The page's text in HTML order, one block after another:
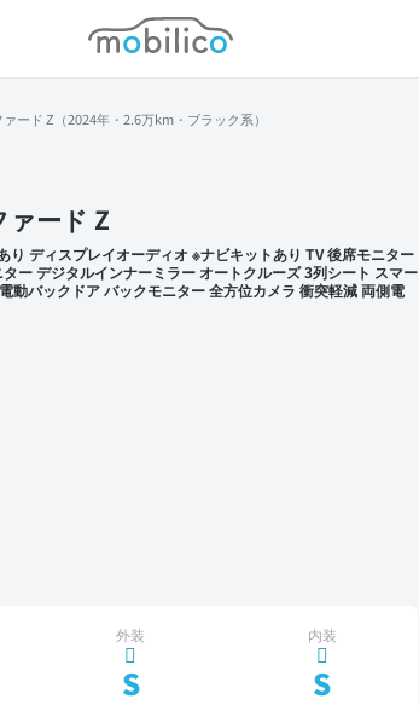
モビリコ
ァード Z（2024年・2.6万km・ブラック系）
ァード Z
り ディスプレイオーディオ ※ナビキットあり TV 後席モニター
ー デジタルインナーミラー オートクルーズ 3列シート スマー
動バックドア バックモニター 全方位カメラ 衝突軽減 両側電
外装
S
内装
S